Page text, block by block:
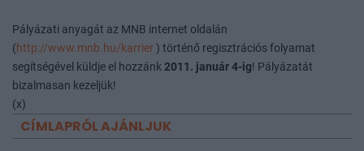
Pályázati anyagát az MNB internet oldalán
(http://www.mnb.hu/karrier) történő regisztrációs folyamat
segítségével küldje el hozzánk2011. január 4-ig! Pályázatát
bizalmasan kezeljük!
(x)
CÍMLAPRÓL AJÁNLJUK